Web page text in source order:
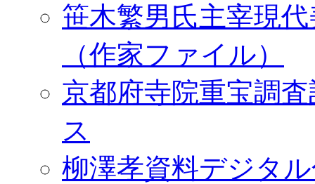
笹木繁男氏主宰現
（作家ファイル）
京都府寺院重宝調
ス
柳澤孝資料デジタ